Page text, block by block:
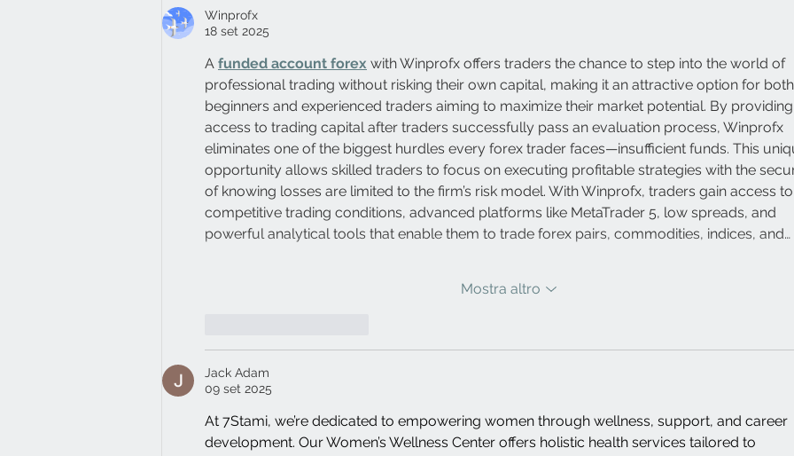
Winprofx
18 set 2025
A funded account forex with Winprofx offers traders the chance to step into the world of
professional trading without risking their own capital, making it an attractive option for both
beginners and experienced traders aiming to maximize their market potential. By providing
access to trading capital after traders successfully pass an evaluation process, Winprofx
eliminates one of the biggest hurdles every forex trader faces—insufficient funds. This
opportunity allows skilled traders to focus on executing profitable strategies with the
of knowing losses are limited to the firm’s risk model. With Winprofx, traders gain access to
competitive trading conditions, advanced platforms like MetaTrader 5, low spreads, and
powerful analytical tools that enable them to trade forex pairs, commodities, indices, and…
Mostra altro
Jack Adam
09 set 2025
At 7Stami, we’re dedicated to empowering women through wellness, support, and career
development. Our Women’s Wellness Center offers holistic health services tailored to